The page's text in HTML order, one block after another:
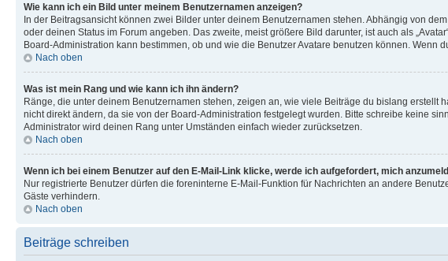
Wie kann ich ein Bild unter meinem Benutzernamen anzeigen?
In der Beitragsansicht können zwei Bilder unter deinem Benutzernamen stehen. Abhängig von
oder deinen Status im Forum angeben. Das zweite, meist größere Bild darunter, ist auch als
Board-Administration kann bestimmen, ob und wie die Benutzer Avatare benutzen können. Wenn
Nach oben
Was ist mein Rang und wie kann ich ihn ändern?
Ränge, die unter deinem Benutzernamen stehen, zeigen an, wie viele Beiträge du bislang
nicht direkt ändern, da sie von der Board-Administration festgelegt wurden. Bitte schreibe keine
Administrator wird deinen Rang unter Umständen einfach wieder zurücksetzen.
Nach oben
Wenn ich bei einem Benutzer auf den E-Mail-Link klicke, werde ich aufgefordert, mich
Nur registrierte Benutzer dürfen die foreninterne E-Mail-Funktion für Nachrichten an andere
Gäste verhindern.
Nach oben
Beiträge schreiben